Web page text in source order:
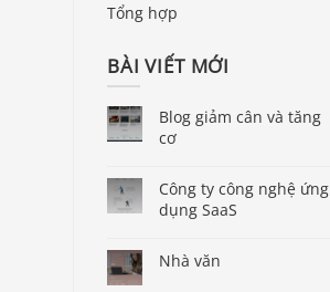
Tổng hợp
BÀI VIẾT MỚI
Blog giảm cân và tăng
cơ
Công ty công nghệ ứng
dụng SaaS
Nhà văn